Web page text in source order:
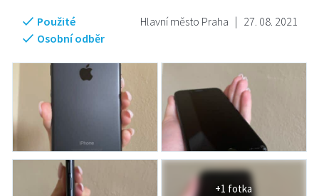
Hlavní město Praha | 27. 08. 2021
Použité
Osobní odběr
+1 fotka